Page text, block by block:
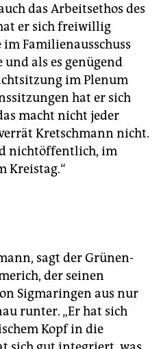
das Arbeitsethos des
er sich freiwillig
im Familienausschuss
als es genügend
im Plenum
hat er sich
macht nicht jeder
Kretschmann nicht.
nichtöffentlich, im
Kreistag.“
sagt der Grünen-
der seinen
Sigmaringen aus nur
runter. „Er hat sich
Kopf in die